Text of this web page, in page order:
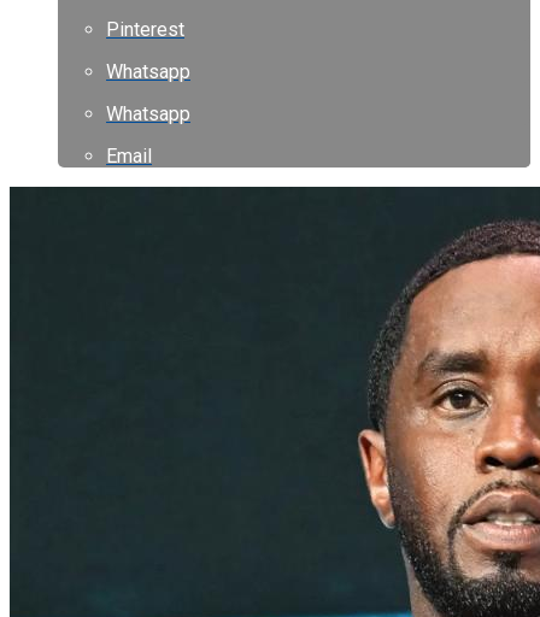
Pinterest
Whatsapp
Whatsapp
Email